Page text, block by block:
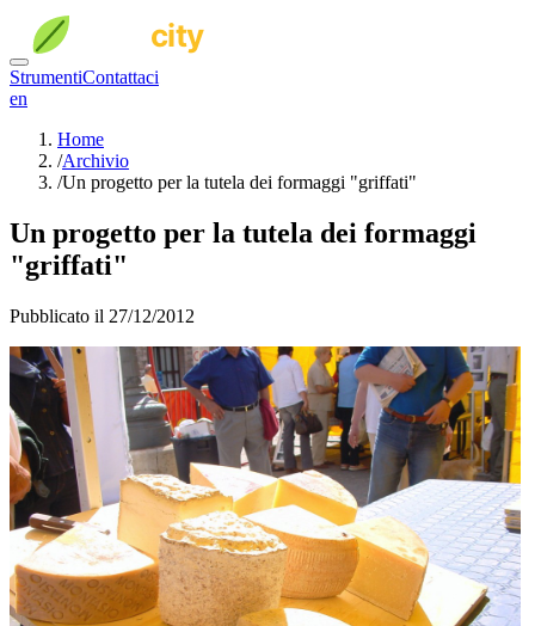
StrumentiContattaci
en
Home
/Archivio
/Un progetto per la tutela dei formaggi "griffati"
Un progetto per la tutela dei formaggi
"griffati"
Pubblicato il 27/12/2012